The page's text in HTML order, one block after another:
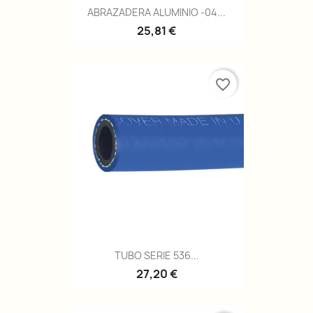
ABRAZADERA ALUMINIO -04...
25,81 €
TUBO SERIE 536...
27,20 €
favorite_border